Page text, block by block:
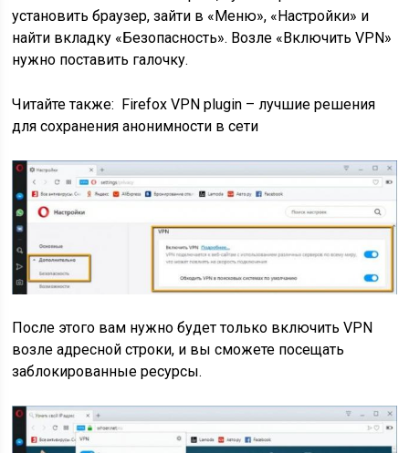
установить браузер, зайти в «Меню», «Настройки» и
найти вкладку «Безопасность». Возле «Включить VPN»
нужно поставить галочку.
Читайте также: Firefox VPN plugin – лучшие решения
для сохранения анонимности в сети
После этого вам нужно будет только включить VPN
возле адресной строки, и вы сможете посещать
заблокированные ресурсы.